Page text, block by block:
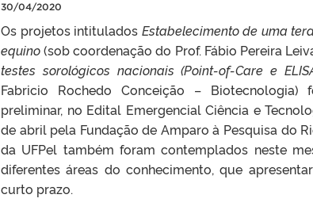
30/04/2020
Os projetos intitulados Estabelecimento de uma
equino(sob coordenação do Prof. Fábio Pereira
testes sorológicos nacionais (Point-of-Care e
Fabricio Rochedo Conceição –
preliminar, no Edital Emergencial Ciência e
de abril pela Fundação de Amparo à Pesquisa do
da UFPel também foram contemplados neste
diferentes áreas do conhecimento, que
curto prazo.